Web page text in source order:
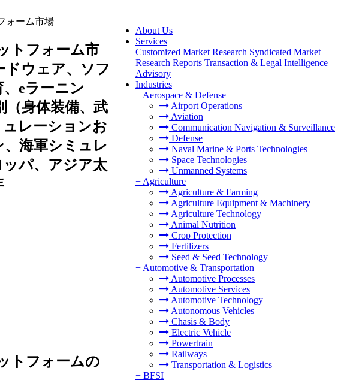
About Us
Services
Customized Market Research Syndicated Market
Research Reports Transaction & Legal Intelligence
Advisory
Industries
+ Aerospace & Defense
Airport Operations
Aviation
Communication Navigation & Surveillance
Defense
Naval Marine & Ports Technologies
Space Technologies
Unmanned Systems
+ Agriculture
Agriculture & Farming
Agriculture Equipment & Machinery
Agriculture Technology
Animal Nutrition
Crop Protection
Fertilizers
Seed & Seed Technology
+ Automotive & Transportation
Automotive Processes
Automotive Services
Automotive Technology
Autonomous Vehicles
Chasis & Body
Electric Vehicle
Powertrain
Railways
Transportation & Logistics
+ BFSI
ォーム市場
トフォーム市
ドウェア、ソフ
eラーニン
（身体装備、武
レーションお
海軍シミュレ
パ、アジア太
トフォームの